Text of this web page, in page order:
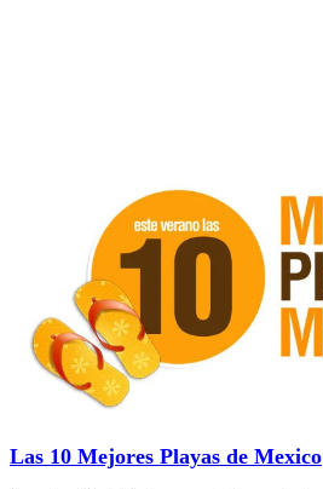
Las 10 Mejores Playas de Mexico